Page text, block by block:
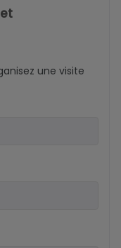
une visite